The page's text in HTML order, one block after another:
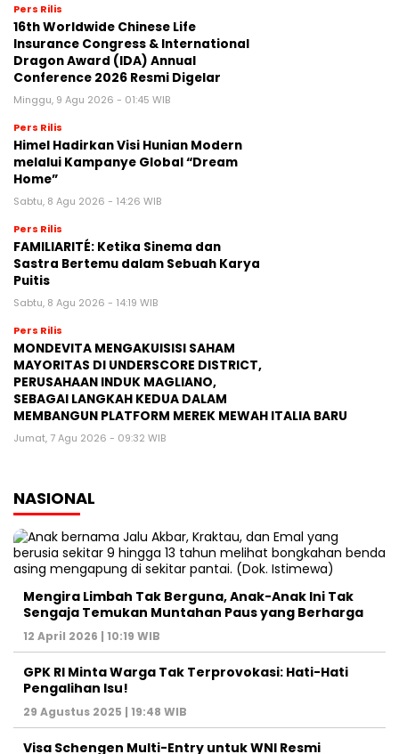
Pers Rilis
16th Worldwide Chinese Life
Insurance Congress & International
Dragon Award (IDA) Annual
Conference 2026 Resmi Digelar
Minggu, 9 Agu 2026 - 01:45 WIB
Pers Rilis
Himel Hadirkan Visi Hunian Modern
melalui Kampanye Global “Dream
Home”
Sabtu, 8 Agu 2026 - 14:26 WIB
Pers Rilis
FAMILIARITÉ: Ketika Sinema dan
Sastra Bertemu dalam Sebuah Karya
Puitis
Sabtu, 8 Agu 2026 - 14:19 WIB
Pers Rilis
MONDEVITA MENGAKUISISI SAHAM
MAYORITAS DI UNDERSCORE DISTRICT,
PERUSAHAAN INDUK MAGLIANO,
SEBAGAI LANGKAH KEDUA DALAM
MEMBANGUN PLATFORM MEREK MEWAH ITALIA BARU
Jumat, 7 Agu 2026 - 09:32 WIB
NASIONAL
Mengira Limbah Tak Berguna, Anak-Anak Ini Tak
Sengaja Temukan Muntahan Paus yang Berharga
12 April 2026 | 10:19 WIB
GPK RI Minta Warga Tak Terprovokasi: Hati-Hati
Pengalihan Isu!
29 Agustus 2025 | 19:48 WIB
Visa Schengen Multi-Entry untuk WNI Resmi